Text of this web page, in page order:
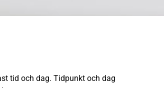
tid och dag. Tidpunkt och dag